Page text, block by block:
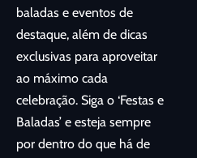
baladas e eventos de
destaque, além de dicas
exclusivas para aproveitar
ao máximo cada
celebração. Siga o ‘Festas e
Baladas’ e esteja sempre
por dentro do que há de